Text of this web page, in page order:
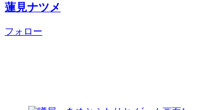
蓮見ナツメ
フォロー